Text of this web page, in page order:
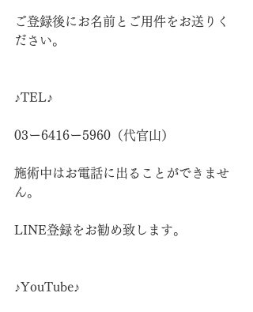
ご登録後にお名前とご用件をお送りく
ださい。
♪TEL♪
03ー6416ー5960（代官山）
施術中はお電話に出ることができませ
ん。
LINE登録をお勧め致します。
♪YouTube♪